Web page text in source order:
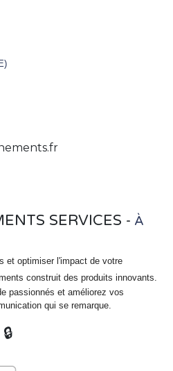
SERVICES - À
et optimiser l'impact de votre
construit des produits innovants.
passionnés et améliorez vos
qui se remarque.